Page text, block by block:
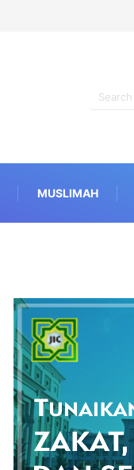
MUSLIMAH